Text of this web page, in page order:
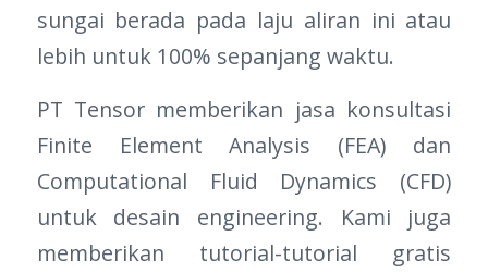
sungai berada pada laju aliran ini atau
lebih untuk 100% sepanjang waktu.
PT Tensor memberikan jasa konsultasi
Finite Element Analysis (FEA) dan
Computational Fluid Dynamics (CFD)
untuk desain engineering. Kami juga
memberikan tutorial-tutorial gratis